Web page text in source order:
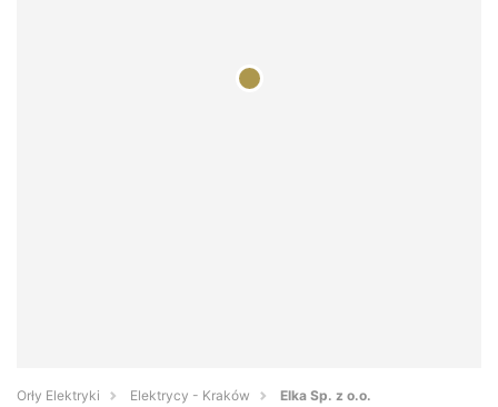
Orły Elektryki Elektrycy - Kraków Elka Sp. z o.o.